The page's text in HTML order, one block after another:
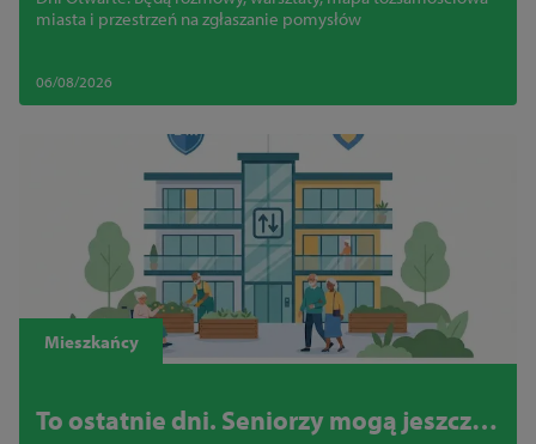
pomysły
miasta i przestrzeń na zgłaszanie pomysłów
06/08/2026
Mieszkańcy
To ostatnie dni. Seniorzy mogą jeszcze